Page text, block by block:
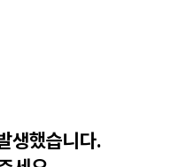
생했습니다.